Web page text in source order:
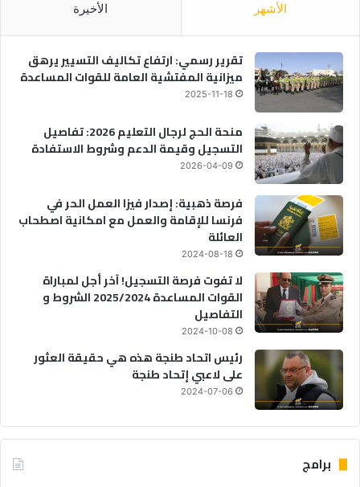
الأشهر الأخيرة
تقرير رسمي: ارتفاع تكاليف التسيير يرهق
ميزانية المفتشية العامة للقوات المساعدة
2025-11-18
منحة الحج لرجال التعليم 2026: تفاصيل
التسجيل وقيمة الدعم وشروط الاستفادة
2026-04-09
فرصة ذهبية: إصدار فيزا العمل الحر في
فرنسا للإقامة والعمل مع امكانية اصطحاب
العائلة
2024-08-18
لا تفوت فرصة التسجيل! آخر أجل لمباراة
القوات المساعدة 2025/2024 الشروط و
التفاصيل
2024-10-08
رئيس اتحاد طنجة هذه هي حقيقة العثور
على لاعبي إتحاد طنجة
2024-07-06
برامج